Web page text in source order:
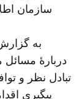
سازمان
به
دربارهٔ
تبادل نظر و
پیگیری